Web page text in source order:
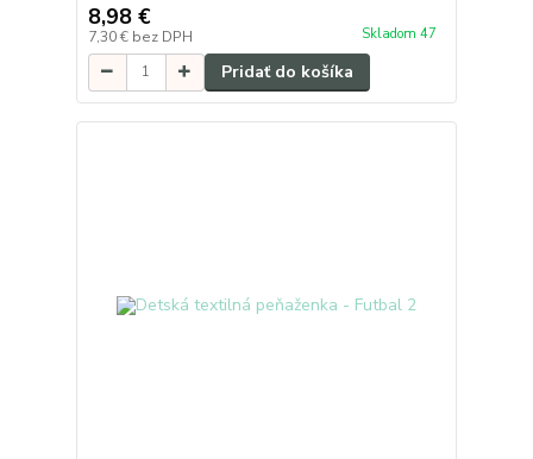
8,98 €
7,30 € bez DPH Skladom 47
Pridať do košíka